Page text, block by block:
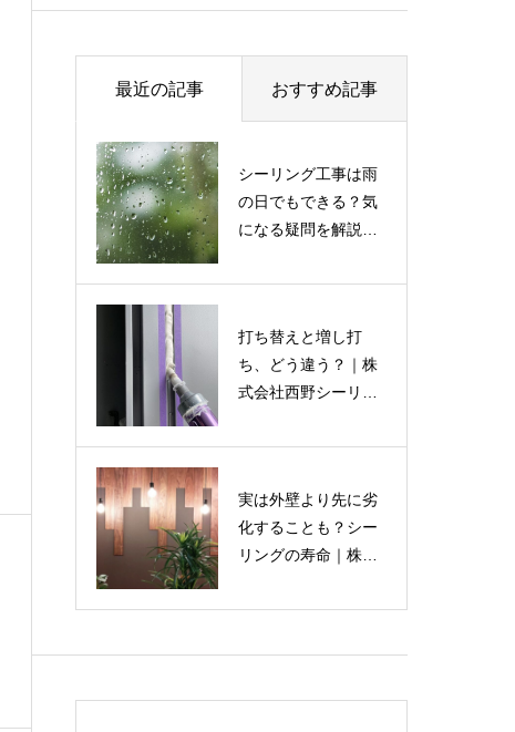
最近の記事 おすすめ記事
シーリング工事は雨
の日でもできる？気
になる疑問を解説｜
ング
打ち替えと増し打
ち、どう違う？｜株
式会社西野シーリン
実は外壁より先に劣
化することも？シー
リングの寿命｜株式